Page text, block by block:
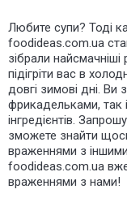
Любите супи? Тоді
foodideas.com.ua
зібрали найсмачніші
підігріти вас в
довгі зимові дні. Ви
фрикадельками, так
інгредієнтів.
зможете знайти
враженнями з
foodideas.com.ua
враженнями з нами!